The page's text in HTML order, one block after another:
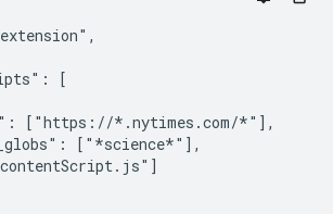
[
["https://*.nytimes.com/*"],
["*science*"],